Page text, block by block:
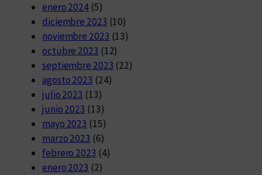
enero 2024 (5)
diciembre 2023 (10)
noviembre 2023 (13)
octubre 2023 (12)
septiembre 2023 (22)
agosto 2023 (24)
julio 2023 (13)
junio 2023 (13)
mayo 2023 (15)
marzo 2023 (6)
febrero 2023 (4)
enero 2023 (2)